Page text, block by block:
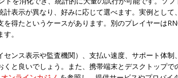
計表示が異なり、好みに応じて選べます。実例とし
得たというケースがあります。別のプレイヤーは
。
ンス表示や監査機関）、支払い速度、サポート体
くと良いでしょう。また、携帯端末とデスクトップ